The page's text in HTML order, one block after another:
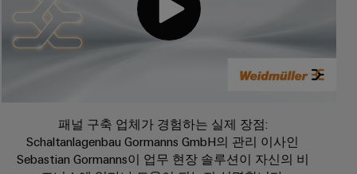
수
소
계
및
공
장
업
서
비
랫
폼
easyConnect
품
하
낙
뢰
및
털
주
eShop
OCI
패널 구축 업체가 경험하는 실제 장점:
Schaltanlagenbau Gormanns GmbH의 관리 이사인
Sebastian Gormanns이 업무 현장 솔루션이 자신의 비